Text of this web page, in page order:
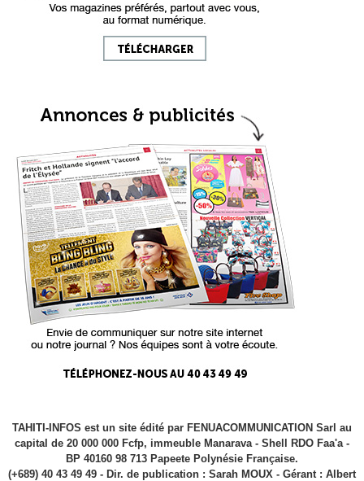
TAHITI-INFOS est un site édité par FENUACOMMUNICATION Sarl au
capital de 20 000 000 Fcfp, immeuble Manarava - Shell RDO Faa'a -
BP 40160 98 713 Papeete Polynésie Française.
(+689) 40 43 49 49 - Dir. de publication : Sarah MOUX - Gérant : Albert